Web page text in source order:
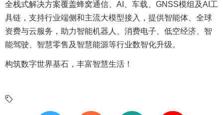
全栈式解决方案覆盖蜂窝通信、AI、车载、GNSS模组及AI工
具链，支持行业端侧和主流大模型接入，提供智能体、全球
资费与云服务，助力智能机器人、消费电子、低空经济、智
能驾驶、智慧零售及智慧能源等行业数智化升级。
构筑数字世界基石，丰富智慧生活！